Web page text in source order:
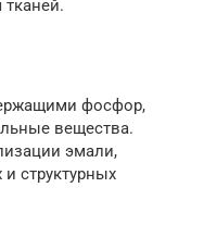
фосфор,
вещества.
эмали,
структурных